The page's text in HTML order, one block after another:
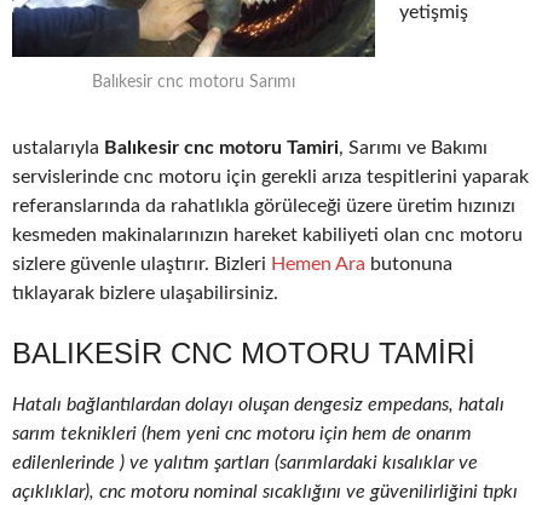
Balıkesir cnc motoru Sarımı
yetişmiş
ustalarıyla Balıkesir cnc motoru Tamiri, Sarımı ve Bakımı
servislerinde cnc motoru için gerekli arıza tespitlerini yaparak
referanslarında da rahatlıkla görüleceği üzere üretim hızınızı
kesmeden makinalarınızın hareket kabiliyeti olan cnc motoru
sizlere güvenle ulaştırır. Bizleri Hemen Ara butonuna
tıklayarak bizlere ulaşabilirsiniz.
BALIKESIR CNC MOTORU TAMIRI
Hatalı bağlantılardan dolayı oluşan dengesiz empedans, hatalı
sarım teknikleri (hem yeni cnc motoru için hem de onarım
edilenlerinde ) ve yalıtım şartları (sarımlardaki kısalıklar ve
açıklıklar), cnc motoru nominal sıcaklığını ve güvenilirliğini tıpkı